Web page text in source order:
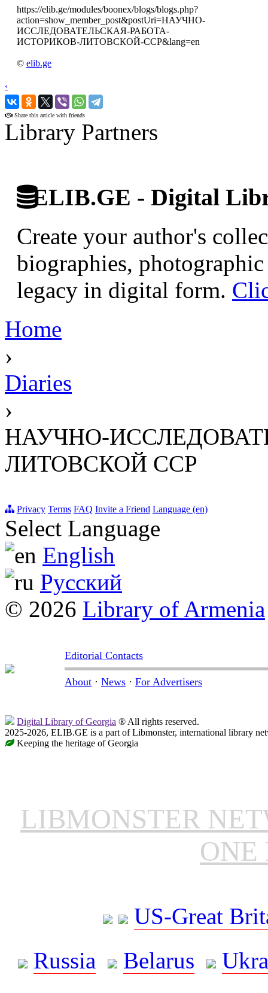
https://elib.ge/modules/boonex/blogs/blogs.php?
action=show_member_post&postUri=НАУЧНО-
ИССЛЕДОВАТЕЛЬСКАЯ-РАБОТА-
ИСТОРИКОВ-ЛИТОВСКОЙ-ССР&lang=en
© elib.ge
‹
›
Share this article with friends
Library Partners
ELIB.GE - Digital
Create your author's
biographies,
legacy in digital form.
Home
›
Diaries
›
НАУЧНО-
ЛИТОВСКОЙ ССР
Privacy Terms FAQ Invite a Friend Language (en)
Select Language
English
Русский
© 2026 Library of Armenia
Editorial Contacts
About · News · For Advertisers
Digital Library of Georgia ® All rights reserved.
2025-2026, ELIB.GE is a part of Libmonster, international library
Keeping the heritage of Georgia
LIBMONSTER
ONE
US-Great
Russia
Belarus